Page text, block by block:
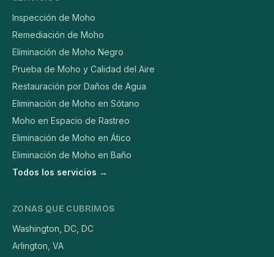
Inspección de Moho
Remediación de Moho
Eliminación de Moho Negro
Prueba de Moho y Calidad del Aire
Restauración por Daños de Agua
Eliminación de Moho en Sótano
Moho en Espacio de Rastreo
Eliminación de Moho en Ático
Eliminación de Moho en Baño
Todos los servicios →
ZONAS QUE CUBRIMOS
Washington, DC, DC
Arlington, VA